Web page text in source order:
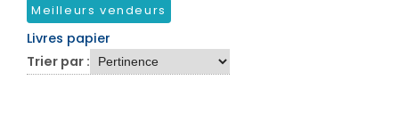
Meilleurs vendeurs
Livres papier
Trier par :